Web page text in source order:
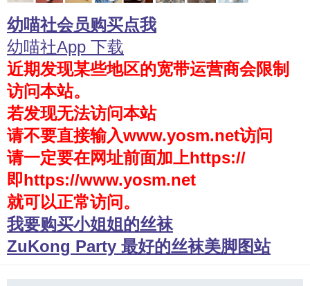
木花琳琳是勇者写真 木花琳琳是勇者视频
风之领域
喵写真
轻兰映画
少女秩序
会员购买
幼喵社App
幼喵社会员购买点我
幼喵社App 下载
近期发现某些地区的宽带运营商会限制
访问本站。
若发现无法访问本站
请不要直接输入www.yosm.net访问
请一定要在网址前面加上https://
即https://www.yosm.net
就可以正常访问。
我要购买小姐姐的丝袜
ZuKong Party 最好的丝袜美脚图站